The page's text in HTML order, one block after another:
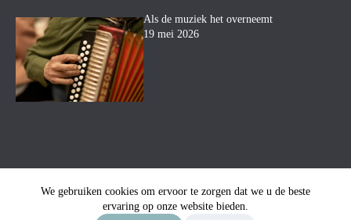
We gebruiken cookies om ervoor te zorgen dat we u de beste
ervaring op onze website bieden.
Als de muziek het overneemt
19 mei 2026
© Uitvaartbegeleiding Mara-Privacyverklaring